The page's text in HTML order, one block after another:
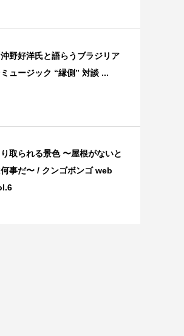
沖野好洋氏と語らうブラジリア
ュージック “縁側” 対談 ...
取られる景色 〜屋根がないと
事だ〜 / クンゴボンゴ web